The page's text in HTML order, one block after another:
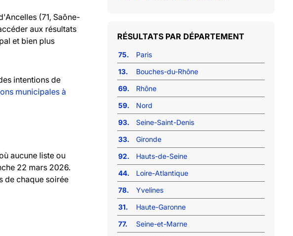
(71, Saône-
aux résultats
et bien plus
intentions de
municipales à
aucune liste ou
22 mars 2026.
de chaque soirée
RÉSULTATS PAR DÉPARTEMENT
75.
Paris
13.
Bouches-du-Rhône
69.
Rhône
59.
Nord
93.
Seine-Saint-Denis
33.
Gironde
92.
Hauts-de-Seine
44.
Loire-Atlantique
78.
Yvelines
31.
Haute-Garonne
77.
Seine-et-Marne